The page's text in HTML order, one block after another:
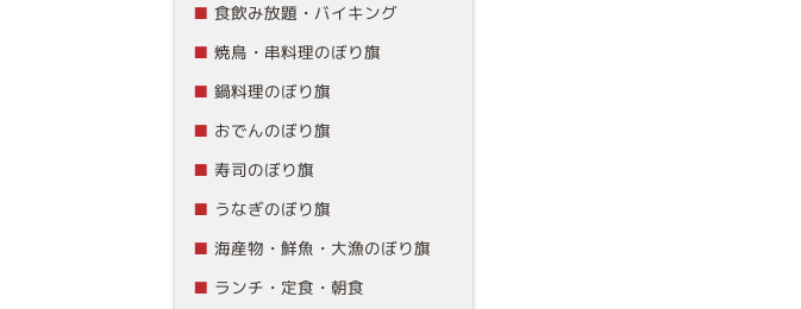
食飲み放題・バイキング
焼鳥・串料理のぼり旗
鍋料理のぼり旗
おでんのぼり旗
寿司のぼり旗
うなぎのぼり旗
海産物・鮮魚・大漁のぼり旗
ランチ・定食・朝食